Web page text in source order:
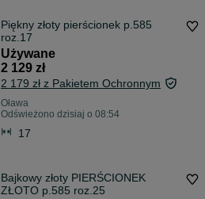
Piękny złoty pierścionek p.585
roz.17
Używane
2 129 zł
2 179 zł z Pakietem Ochronnym
Oława
Odświeżono dzisiaj o 08:54
17
Bajkowy złoty PIERŚCIONEK
ZŁOTO p.585 roz.25